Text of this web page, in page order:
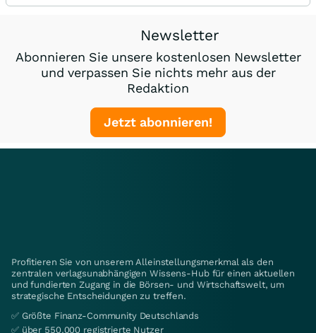
Newsletter
Abonnieren Sie unsere kostenlosen Newsletter
und verpassen Sie nichts mehr aus der
Redaktion
Jetzt abonnieren!
Profitieren Sie von unserem Alleinstellungsmerkmal als den
zentralen verlagsunabhängigen Wissens-Hub für einen aktuellen
und fundierten Zugang in die Börsen- und Wirtschaftswelt, um
strategische Entscheidungen zu treffen.
✅ Größte Finanz-Community Deutschlands
✅ über 550.000 registrierte Nutzer